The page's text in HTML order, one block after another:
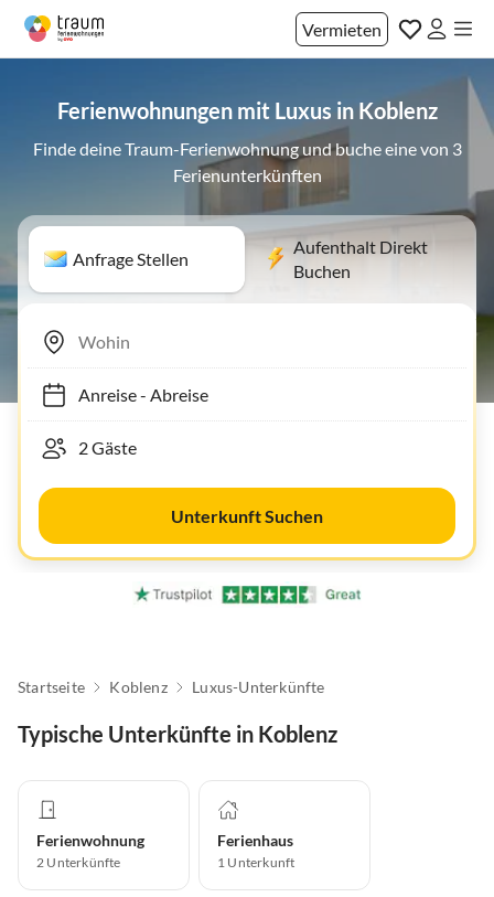
Vermieten
Ferienwohnungen mit Luxus in Koblenz
Finde deine Traum-Ferienwohnung und buche eine von 3
Ferienunterkünften
Anfrage Stellen
Aufenthalt Direkt
Buchen
Anreise- Abreise
Unterkunft Suchen
Startseite Koblenz Luxus-Unterkünfte
Typische Unterkünfte in Koblenz
Ferienwohnung
2 Unterkünfte
Ferienhaus
1 Unterkunft